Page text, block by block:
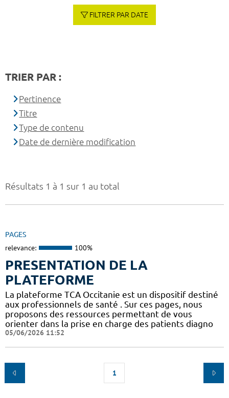
Résultats 1 à 1 sur 1 au total
PAGES
relevance: 100%
PRESENTATION DE LA
PLATEFORME
La plateforme TCA Occitanie est un dispositif destiné
aux professionnels de santé . Sur ces pages, nous
proposons des ressources permettant de vous
orienter dans la prise en charge des patients diagno
05/06/2026 11:52
1
FILTRER PAR DATE
TRIER PAR :
Pertinence
Titre
Type de contenu
Date de dernière modification